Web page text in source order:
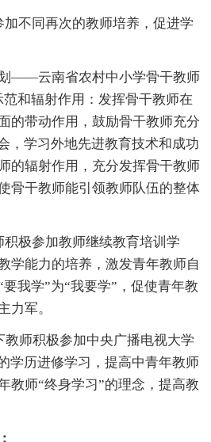
不同再次的教师培养，促进学
划——云南省农村中小学骨干教师
和辐射作用：发挥骨干教师在
的带动作用，鼓励骨干教师充分
，学习外地先进教育技术和成功
的辐射作用，充分发挥骨干教师
骨干教师能引领教师队伍的整体
积极参加教师继续教育培训学
学能力的培养，激发青年教师自
我学”为“我要学”，促使青年教
力军。
教师积极参加中央广播电视大学
学历进修学习，提高中青年教师
教师“终身学习”的理念，提高教